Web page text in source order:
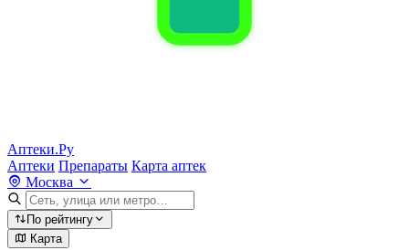
Аптеки.Ру
Аптеки Препараты Карта аптек
Москва
По рейтингу
Карта